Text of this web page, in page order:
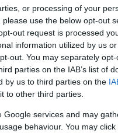
or processing of your
use the below opt-out
out request is processed
information utilized by us
out. You may separately
parties on the IAB’s list of
by us to third parties on the
to other third parties.
services and may
behaviour. You may
gyomorfájdalom
(3
(
(4